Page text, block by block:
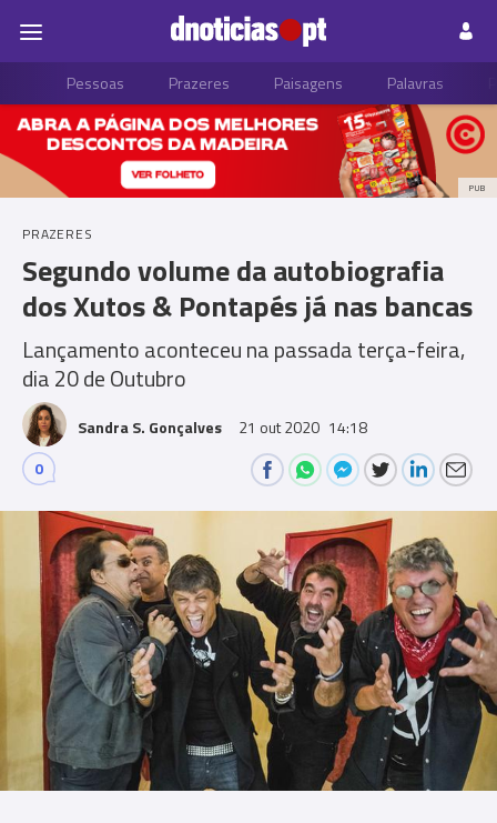
Pessoas Prazeres Paisagens Palavras
PUB
PRAZERES
Segundo volume da autobiografia
dos Xutos & Pontapés já nas bancas
Lançamento aconteceu na passada terça-feira,
dia 20 de Outubro
Sandra S. Gonçalves 21 out 2020 14:18
0